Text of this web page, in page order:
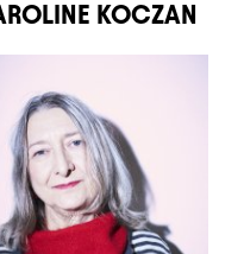
KOCZAN